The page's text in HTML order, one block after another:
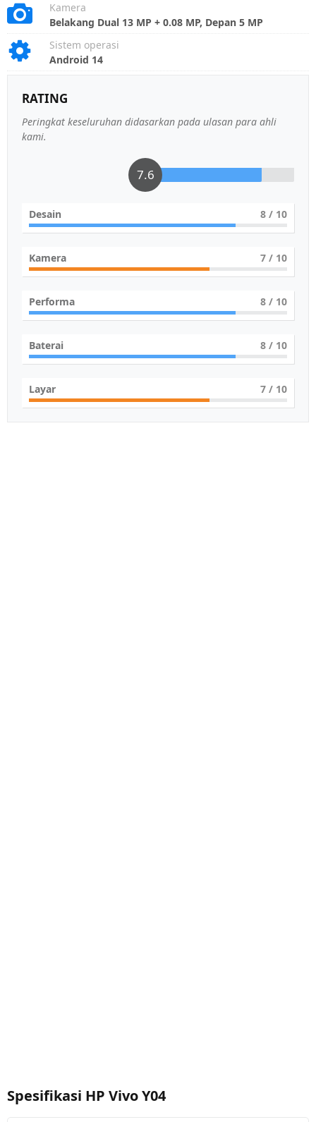
Kamera
Belakang Dual 13 MP + 0.08 MP, Depan 5 MP
Sistem operasi
Android 14
RATING
Peringkat keseluruhan didasarkan pada ulasan para ahli
kami.
7.6
Desain 8 / 10
Kamera 7 / 10
Performa 8 / 10
Baterai 8 / 10
Layar 7 / 10
Spesifikasi HP Vivo Y04